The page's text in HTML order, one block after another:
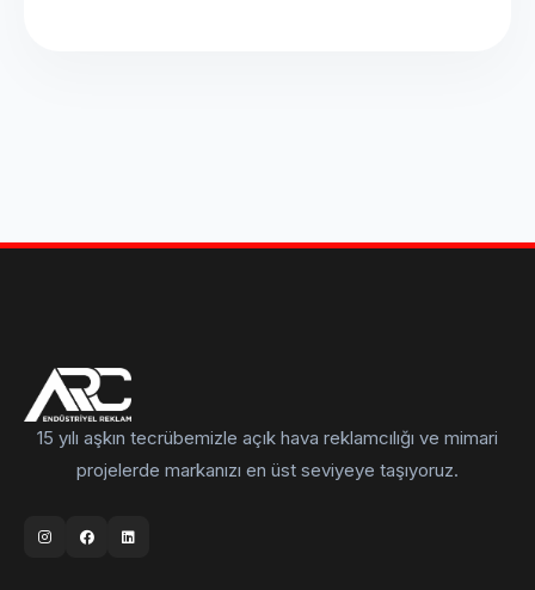
15 yılı aşkın tecrübemizle açık hava reklamcılığı ve mimari
projelerde markanızı en üst seviyeye taşıyoruz.